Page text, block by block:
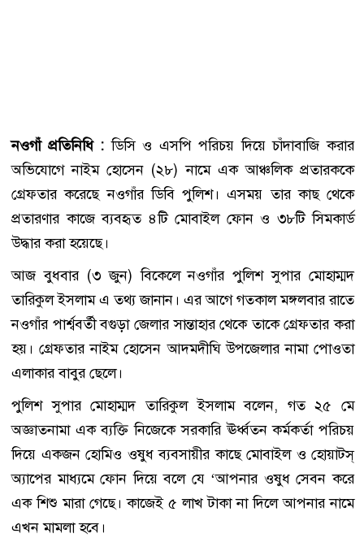
নওগাঁ প্রতিনিধি : ডিসি ও এসপি পরিচয় দিয়ে চাঁদাবাজি করার
অভিযোগে নাইম হোসেন (২৮) নামে এক আঞ্চলিক প্রতারককে
গ্রেফতার করেছে নওগাঁর ডিবি পুলিশ। এসময় তার কাছ থেকে
প্রতারণার কাজে ব্যবহৃত ৪টি মোবাইল ফোন ও ৩৮টি সিমকার্ড
উদ্ধার করা হয়েছে।
আজ বুধবার (৩ জুন) বিকেলে নওগাঁর পুলিশ সুপার মোহাম্মদ
তারিকুল ইসলাম এ তথ্য জানান। এর আগে গতকাল মঙ্গলবার রাতে
নওগাঁর পার্শ্ববর্তী বগুড়া জেলার সান্তাহার থেকে তাকে গ্রেফতার করা
হয়। গ্রেফতার নাইম হোসেন আদমদীঘি উপজেলার নামা পোওতা
এলাকার বাবুর ছেলে।
পুলিশ সুপার মোহাম্মদ তারিকুল ইসলাম বলেন, গত ২৫ মে
অজ্ঞাতনামা এক ব্যক্তি নিজেকে সরকারি ঊর্ধ্বতন কর্মকর্তা পরিচয়
দিয়ে একজন হোমিও ওষুধ ব্যবসায়ীর কাছে মোবাইল ও হোয়াটস্
অ্যাপের মাধ্যমে ফোন দিয়ে বলে যে ‘আপনার ওষুধ সেবন করে
এক শিশু মারা গেছে। কাজেই ৫ লাখ টাকা না দিলে আপনার নামে
এখন মামলা হবে।